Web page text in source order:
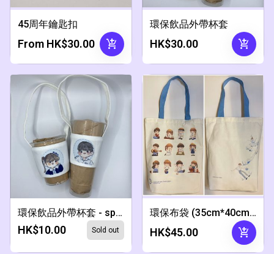
45周年鑰匙扣
From HK$30.00 add_shopping_cart
環保飲品外帶杯套
HK$30.00 add_shopping_cart
環保飲品外帶杯套 - special
HK$10.00 Sold out
環保布袋 (35cm*40cm*10cm)
HK$45.00 add_shopping_cart